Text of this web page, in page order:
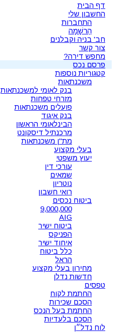
דף הבית
החשבון שלי
התחברות
הַרשָׁמָה
חב' בניה וקבלנים
צור קשר
מחפש דירה?
פרסם נכס
קטגוריות נוספות
משכנתאות
בנק לאומי למשכנתאות
מזרחי טפחות
פועלים משכנתאות
בנק איגוד
הבינלאומי הראשון
מרכנתיל דיסקונט
מת"ן משכנתאות
בעלי מקצוע
יעוץ משפטי
עורכי דין
שמאים
נוטריון
רואי חשבון
ביטוח נכסים
9,000,000
AIG
ביטוח ישיר
הפניקס
איחוד ישיר
כלל ביטוח
הראל
מחירון בעלי מקצוע
חדשות נדלן
טפסים
החתמת לקוח
הסכם שכירות
החתמת בעל הנכס
הסכם בלעדיות
לוח נדל״ן